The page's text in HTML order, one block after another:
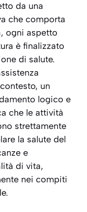
da una
che comporta
ogni aspetto
è finalizzato
di salute.
un
logico e
che le attività
strettamente
la salute del
e
di vita,
nei compiti